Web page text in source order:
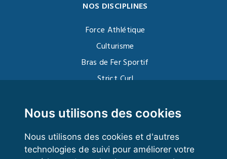
Nous utilisons des cookies
Nous utilisons des cookies et d'autres
technologies de suivi pour améliorer votre
NOS DISCIPLINES
Force Athlétique
Culturisme
Bras de Fer Sportif
Strict Curl
Kettlebell